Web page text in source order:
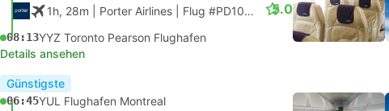
1h, 28m | Porter Airlines Flug #PD102 | Economy
08:13YYZ Toronto Pearson Flughafen
5.0
Details ansehen
Günstigste
06:45YUL Flughafen Montreal